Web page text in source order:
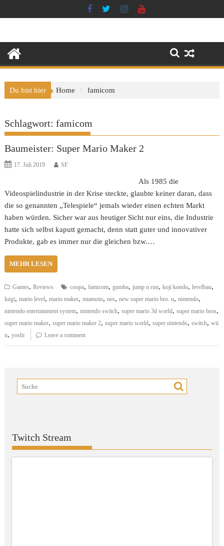
to
Du bist hier Home famicom
Schlagwort:famicom
Baumeister: Super Mario Maker 2
17. Juli 2019 SF
Als 1985 die
Videospielindustrie in der Krise steckte, glaubte keiner daran, dass
die so genannten „Telespiele“ jemals wieder einen echten Markt
haben würden. Sicher war aus heutiger Sicht nur eins, die Industrie
hatte sich selbst kaputt gemacht, denn statt guter und innovativer
Produkte, gab es immer nur die gleichen bzw.…
MEHR LESEN
Games,Reviews coopa,famicom,gumba,jump n run,koji kondo,levelbau,
luigi,mario level,mario maker,miamoto,nes,new super mario bro. u,nintendo,
nintendo entertainment system,nintendo switch,super mario 3d world,super mario bros,
super mario maker,super mario maker 2,super mario world,super nintendo,switch,wii
u,yoshi Leave a comment
Twitch Stream